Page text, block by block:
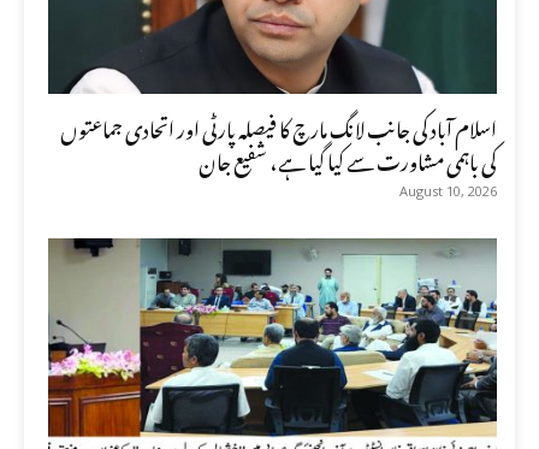
اسلام آباد کی جانب لانگ مارچ کا فیصلہ پارٹی اور اتحادی جماعتوں
کی باہمی مشاورت سے کیا گیا ہے، شفیع جان
August 10, 2026